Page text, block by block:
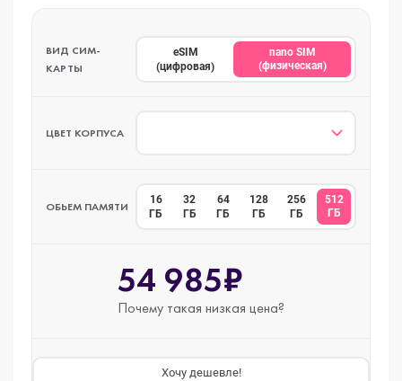
ВИД СИМ-
КАРТЫ
eSIM
(цифровая)
nano SIM
(физическая)
ЦВЕТ КОРПУСА
ОБЬЕМ ПАМЯТИ
16
ГБ
32
ГБ
64
ГБ
128
ГБ
256
ГБ
512
ГБ
54 985₽
Почему такая низкая цена?
Хочу дешевле!